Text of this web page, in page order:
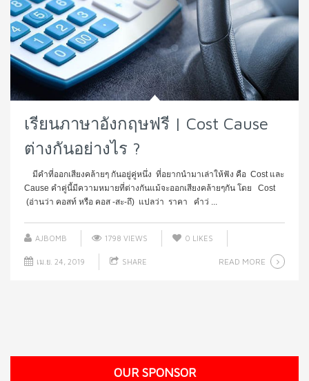
เรียนภาษาอังกฤษฟรี | Cost Cause
ต่างกันอย่างไร ?
มีคำที่ออกเสียงคล้ายๆ กันอยู่คู่หนึ่ง ที่อยากนำมาเล่าให้ฟัง คือ Cost และ
Cause คำคู่นี้มีความหมายที่ต่างกันแม้จะออกเสียงคล้ายๆกัน โดย Cost
(อ่านว่า คอสท์ หรือ คอส -สะ-ถึ) แปลว่า ราคา คำว่ ...
AJBOMB 1798 VIEWS 0 LIKES
เม.ย. 24, 2019 SHARE READ MORE
OUR SPONSOR